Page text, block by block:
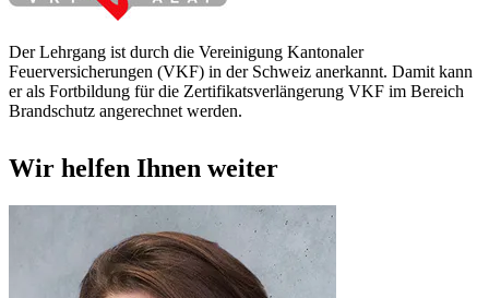
Der Lehrgang ist durch die Vereinigung Kantonaler
Feuerversicherungen (VKF) in der Schweiz anerkannt. Damit kann
er als Fortbildung für die Zertifikatsverlängerung VKF im Bereich
Brandschutz angerechnet werden.
Wir helfen Ihnen weiter